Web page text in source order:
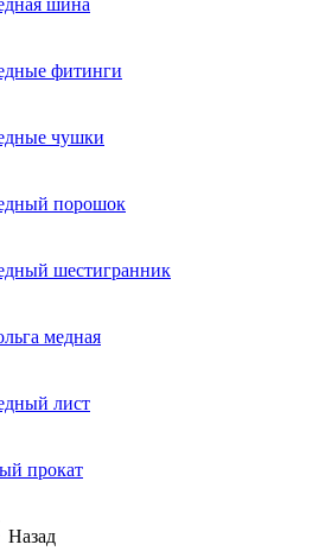
шина
фитинги
чушки
порошок
шестигранник
медная
лист
прокат
Назад